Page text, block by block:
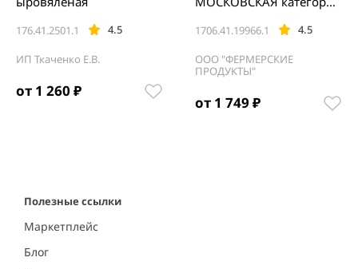
от 1 260 ₽
176.41.2501.1 4.5
ИП Ткаченко Е.В.
от 1 749 ₽
1706.41.19966.1 4.5
ООО "ФЕРМЕРСКИЕ
ПРОДУКТЫ"
Полезные ссылки
Маркетплейс
Блог